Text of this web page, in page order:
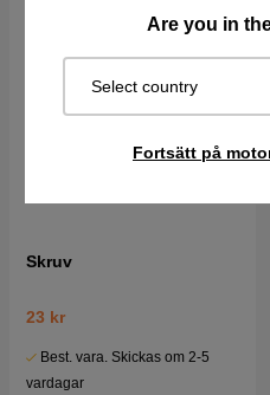
Are you in
Select country
Fortsätt på
Skruv
23 kr
Best. vara. Skickas om 2-5
vardagar